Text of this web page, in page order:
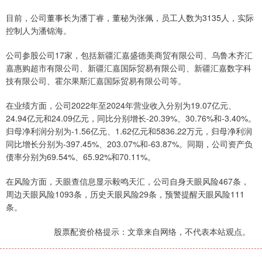
目前，公司董事长为潘丁睿，董秘为张佩，员工人数为3135人，实际
控制人为潘锦海。
公司参股公司17家，包括新疆汇嘉盛德美商贸有限公司、乌鲁木齐汇
嘉惠购超市有限公司、新疆汇嘉国际贸易有限公司、新疆汇嘉数字科
技有限公司、霍尔果斯汇嘉国际贸易有限公司等。
在业绩方面，公司2022年至2024年营业收入分别为19.07亿元、
24.94亿元和24.09亿元，同比分别增长-20.39%、30.76%和-3.40%。
归母净利润分别为-1.56亿元、1.62亿元和5836.22万元，归母净利润
同比增长分别为-397.45%、203.07%和-63.87%。同期，公司资产负
债率分别为69.54%、65.92%和70.11%。
在风险方面，天眼查信息显示毅鸣天汇，公司自身天眼风险467条，
周边天眼风险1093条，历史天眼风险29条，预警提醒天眼风险111
条。
股票配资价格提示：文章来自网络，不代表本站观点。